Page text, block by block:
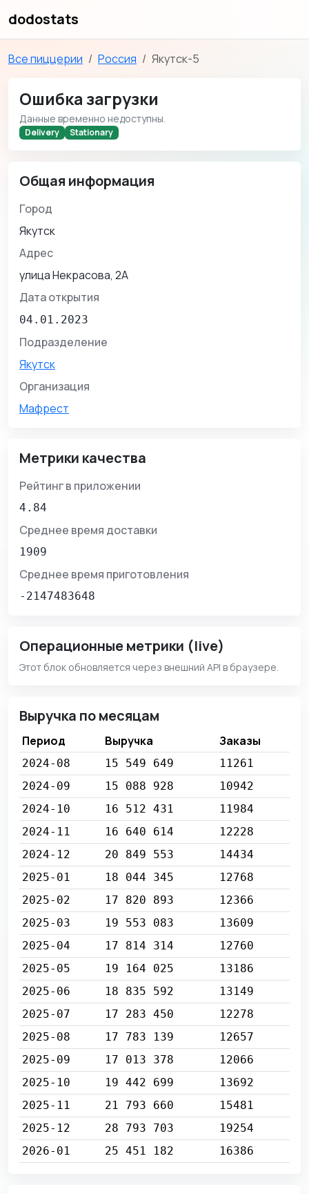
dodostats
Все пиццерии Россия Якутск-5
Ошибка загрузки
Данные временно недоступны.
Delivery Stationary
Общая информация
Город
Якутск
Адрес
улица Некрасова, 2А
Дата открытия
04.01.2023
Подразделение
Якутск
Организация
Мафрест
Метрики качества
Рейтинг в приложении
4.84
Среднее время доставки
1909
Среднее время приготовления
-2147483648
Операционные метрики (live)
Этот блок обновляется через внешний API в браузере.
Выручка по месяцам
Период Выручка Заказы
2024-08 15 549 649
11261
2024-09
15 088 928
10942
2024-10
16 512 431
11984
2024-11
16 640 614
12228
2024-12
20 849 553
14434
2025-01
18 044 345
12768
2025-02
17 820 893
12366
2025-03
19 553 083
13609
2025-04
17 814 314
12760
2025-05
19 164 025
13186
2025-06
18 835 592
13149
2025-07
17 283 450
12278
2025-08
17 783 139
12657
2025-09
17 013 378
12066
2025-10
19 442 699
13692
2025-11
21 793 660
15481
2025-12
28 793 703
19254
2026-01
25 451 182 16386